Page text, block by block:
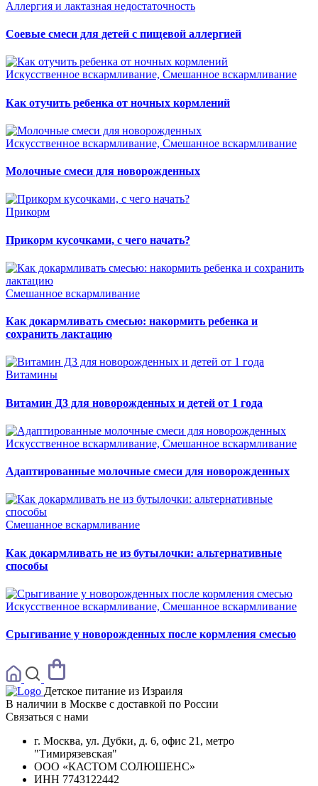
Аллергия и лактазная недостаточность
Соевые смеси для детей с пищевой аллергией
Искусственное вскармливание, Смешанное вскармливание
Как отучить ребенка от ночных кормлений
Искусственное вскармливание, Смешанное вскармливание
Молочные смеси для новорожденных
Прикорм
Прикорм кусочками, с чего начать?
Смешанное вскармливание
Как докармливать смесью: накормить ребенка и
сохранить лактацию
Витамины
Витамин Д3 для новорожденных и детей от 1 года
Искусственное вскармливание, Смешанное вскармливание
Адаптированные молочные смеси для новорожденных
Смешанное вскармливание
Как докармливать не из бутылочки: альтернативные
способы
Искусственное вскармливание, Смешанное вскармливание
Срыгивание у новорожденных после кормления смесью
Детское питание из Израиля
В наличии в Москве с доставкой по России
Связаться с нами
г. Москва, ул. Дубки, д. 6, офис 21, метро
"Тимирязевская"
ООО «КАСТОМ СОЛЮШЕНС»
ИНН 7743122442